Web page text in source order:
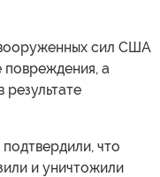
сил США
повреждения, а
результате
что
и уничтожили